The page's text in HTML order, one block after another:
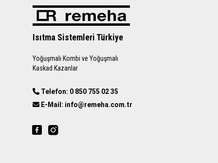
Isıtma Sistemleri Türkiye
Yoğuşmalı Kombi ve Yoğuşmalı
Kaskad Kazanlar
Telefon: 0 850 755 02 35
E-Mail: info@remeha.com.tr